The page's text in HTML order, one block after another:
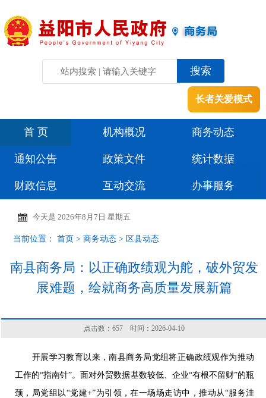
长者关爱模式
首 页 机构概况 商务动态
通知公告 政策文件 统计数据
财政信息 互动交流 办事服务
今天是 2026年8月7日 星期五
当前位置： 首页 > 商务动态 > 区县动态
南县商务局：以正确政绩观为舵，破外贸发
展难题，绘就商务高质量发展新篇
点击数： 657 时间：2026-04-10
开展学习教育以来，南县商务局党组将正确政绩观作为推动
工作的“指南针”。面对外贸数据基数较低、企业“有根不留财”的瓶
颈，局党组以“党建+”为引领，在一场场走访中，推动从“服务洼